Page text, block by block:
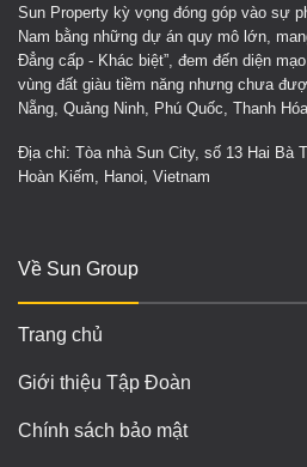
Sun Property kỳ vọng đóng góp vào sự
Nam bằng những dự án quy mô lớn,
Đẳng cấp - Khác biệt”, đem đến diện
vùng đất giàu tiềm năng nhưng chưa
Nẵng, Quảng Ninh, Phú Quốc, Thanh
Địa chỉ: Tòa nhà Sun City, số 13 Hai Bà
Hoàn Kiếm, Hanoi, Vietnam
Về Sun Group
Trang chủ
Giới thiệu Tập Đoàn
Chính sách bảo mật